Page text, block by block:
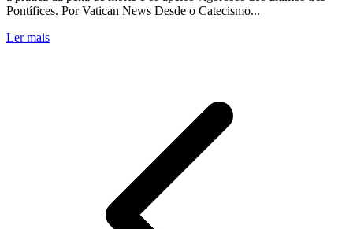
Pontífices. Por Vatican News Desde o Catecismo...
Ler mais